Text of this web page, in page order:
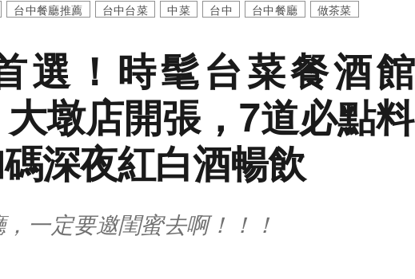
台中餐廳推薦 台中台菜 中菜 台中 台中餐廳 做茶菜
選！時髦台菜餐酒館
大墩店開張，7道必點料
深夜紅白酒暢飲
一定要邀閨蜜去啊！！！